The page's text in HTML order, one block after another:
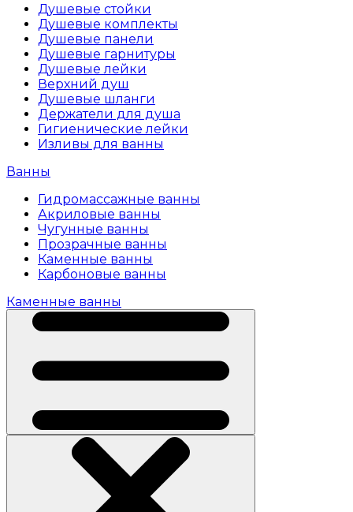
Душевые стойки
Душевые комплекты
Душевые панели
Душевые гарнитуры
Душевые лейки
Верхний душ
Душевые шланги
Держатели для душа
Гигиенические лейки
Изливы для ванны
Ванны
Гидромассажные ванны
Акриловые ванны
Чугунные ванны
Прозрачные ванны
Каменные ванны
Карбоновые ванны
Каменные ванны